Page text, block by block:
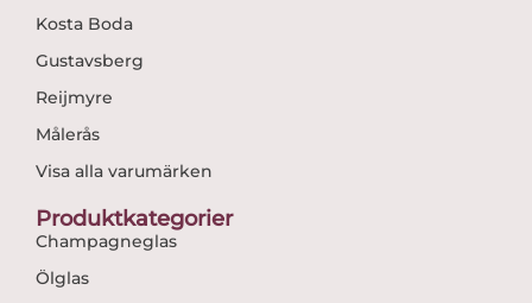
Kosta Boda
Gustavsberg
Reijmyre
Målerås
Visa alla varumärken
Produktkategorier
Champagneglas
Ölglas